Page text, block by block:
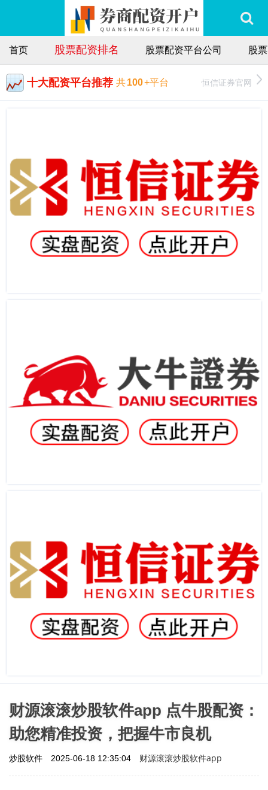
首页 股票配资排名 股票配资平台公司 股
十大配资平台推荐 共100+平台 恒信证券官网
财源滚滚炒股软件app 点牛股配资：
助您精准投资，把握牛市良机
炒股软件 2025-06-18 12:35:04 财源滚滚炒股软件app